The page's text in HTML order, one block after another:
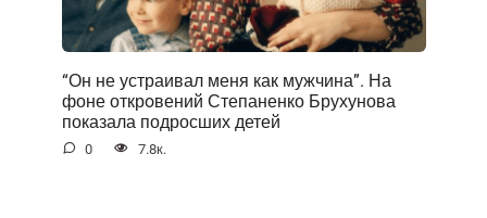
“Он не устраивал меня как мужчина”. На
фоне открoвений Степаненко Брухунова
показала подросших детей
0 7.8к.